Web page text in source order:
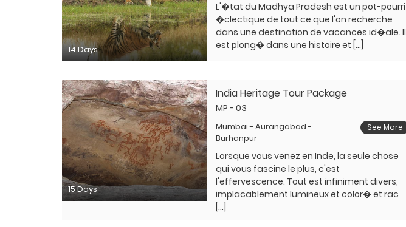
14 Days
L'�tat du Madhya Pradesh est un pot-pourri
�clectique de tout ce que l'on recherche
dans une destination de vacances id�ale. Il
est plong� dans une histoire et […]
15 Days
India Heritage Tour Package
MP - 03
Mumbai - Aurangabad -
Burhanpur
See More
Lorsque vous venez en Inde, la seule chose
qui vous fascine le plus, c'est
l'effervescence. Tout est infiniment divers,
implacablement lumineux et color� et rac
[…]